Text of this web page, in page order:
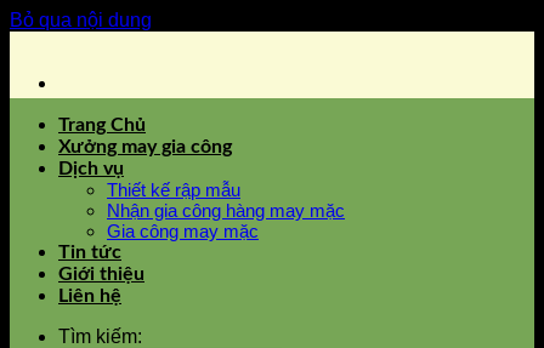
Bỏ qua nội dung
Trang Chủ
Xưởng may gia công
Dịch vụ
Thiết kế rập mẫu
Nhận gia công hàng may mặc
Gia công may mặc
Tin tức
Giới thiệu
Liên hệ
Tìm kiếm: